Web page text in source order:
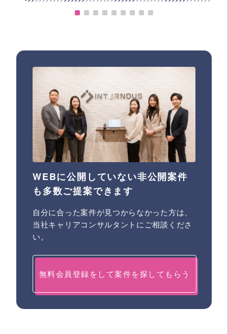
WEBに公開していない非公開案件
も多数ご提案できます
自分に合った案件が見つからなかった方は、
当社キャリアコンサルタントにご相談くださ
い。
無料会員登録をして案件を探してもらう